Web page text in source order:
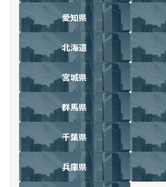
愛知県
北海道
宮城県
群馬県
千葉県
兵庫県